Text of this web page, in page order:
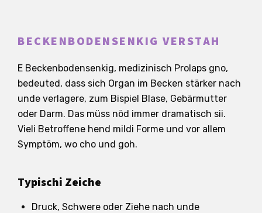
BECKENBODENSENKIG VERSTAH
E Beckenbodensenkig, medizinisch Prolaps gno,
bedeuted, dass sich Organ im Becken stärker nach
unde verlagere, zum Bispiel Blase, Gebärmutter
oder Darm. Das müss nöd immer dramatisch sii.
Vieli Betroffene hend mildi Forme und vor allem
Symptöm, wo cho und goh.
Typischi Zeiche
Druck, Schwere oder Ziehe nach unde